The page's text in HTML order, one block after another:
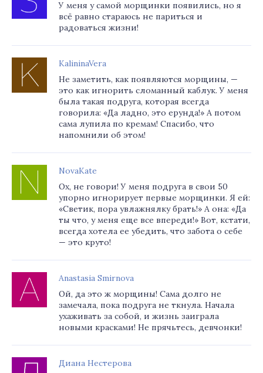
У меня у самой морщинки появились, но я
всё равно стараюсь не париться и
радоваться жизни!
KalininaVera
Не заметить, как появляются морщины, —
это как игнорить сломанный каблук. У меня
была такая подруга, которая всегда
говорила: «Да ладно, это ерунда!» А потом
сама лупила по кремам! Спасибо, что
напомнили об этом!
NovaKate
Ох, не говори! У меня подруга в свои 50
упорно игнорирует первые морщинки. Я ей:
«Светик, пора увлажнялку брать!» А она: «Да
ты что, у меня еще все впереди!» Вот, кстати,
всегда хотела ее убедить, что забота о себе
— это круто!
Anastasia Smirnova
Ой, да это ж морщины! Сама долго не
замечала, пока подруга не ткнула. Начала
ухаживать за собой, и жизнь заиграла
новыми красками! Не прячьтесь, девчонки!
Диана Нестерова